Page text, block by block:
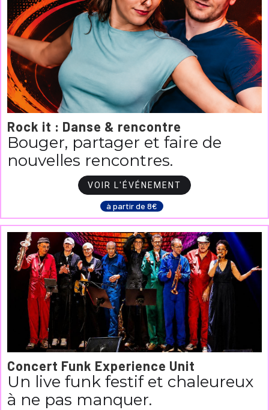
Rock it : Danse & rencontre
Bouger, partager et faire de
nouvelles rencontres.
VOIR L'ÉVÉNEMENT
à partir de 8€
Concert Funk Experience Unit
Un live funk festif et chaleureux
à ne pas manquer.